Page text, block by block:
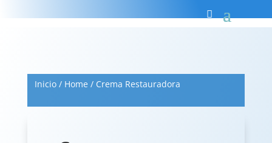
Inicio/ Home / Crema Restauradora